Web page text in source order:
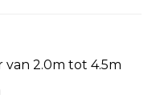
van 2.0m tot 4.5m